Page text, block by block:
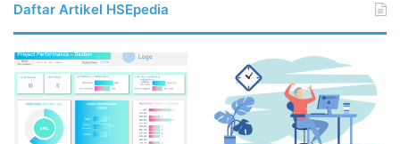
Daftar Artikel HSEpedia